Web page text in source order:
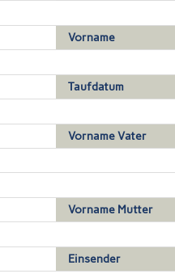
Vorname
Taufdatum
Vorname Vater
Vorname Mutter
Einsender